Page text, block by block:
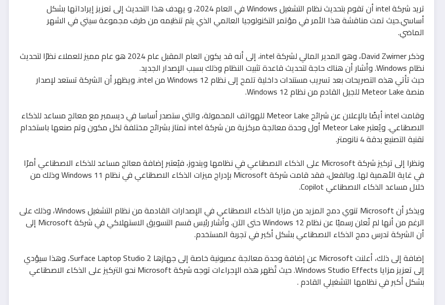
تريد شركة intel أن تقوم بتحديث نظام التشغيل Windows في العام 2024، و يهدف هذا التحديث إلى تعزيز إيراداتها بشكل
أساسي.حيث تمت مناقشة هذا الأمر في مؤتمر التكنولوجيا العالمي الذي يتم تنظيمه من طرف مجموعة سيتي في الشهر
الماضي.
وذكر David Zwirner، وهو المدير المالي لشركة intel، إلى أنه قد يكون العام المقبل عام 2024 هو عام مميز للعملاء نظرًا لتحديث
نظام Windows. وأشار أن هناك حاجة لتحديث قاعدة تثبيت النظام وذلك بسبب الإصدار الجديد.
حيث تأتي هذه التصريحات بعد تسريب مستندات داخلية تلمح إلى نظام Windows 12 من intel. ويظهر أن الشركة تستعد لإصدار
منصة Meteor Lake للجيل القادم من نظام Windows 12.
وقامت intel أيضًا بالإعلان عن شرائح Meteor Lake للهواتف المحمولة، والتي ستصدر أساسا في ديسمبر مع معالج مساعد للذكاء
الاصطناعي. ويُعتبر Meteor Lake أول وحدة معالجة مركزية من شركة intel تمتاز بشرائح مختلفة لكل مكون وتم صنعها باستخدام
تقنية التصنيع بدقة 4 نانومتر.
ونظرا إلى تركيز شركة Microsoft على الذكاء الاصطناعي في نظامها ويندوز، فيُعتبر إضافة معالج مساعد للذكاء الاصطناعي أمرًا
في غاية الأهمية لها. وبالفعل، فقد قامت شركة Microsoft بإدراج ميزات الذكاء الاصطناعي في نظام Windows 11 وذلك من
خلال مساعد الذكاء الاصطناعي Copilot.
ويذكر أن Microsoft تنوي دمج المزيد من مزايا الذكاء الاصطناعي في الإصدارات القادمة من نظام التشغيل Windows، وذلك على
الرغم من أنها لم تُعلن رسميًا عن نظام Windows 12 حتى الآن. وأشار رئيس قسم التسويق الاستهلاكي في شركة Microsoft إلى
أن الشركة تدرس دمج الذكاء الاصطناعي بشكل أكبر في تجربة المستخدم.
إضافة إلى ذلك، أعلنت Microsoft عن إضافة وحدة معالجة عصبونية خاصة إلى جهازها Surface Laptop Studio 2، وهذا سيؤدي
إلى تعزيز مزايا Windows Studio Effects. حيث تُظهر هذه الإجراءات توجه شركة Microsoft نحو التركيز على الذكاء الاصطناعي
بشكل أكبر في نظامها التشغيلي القادم .